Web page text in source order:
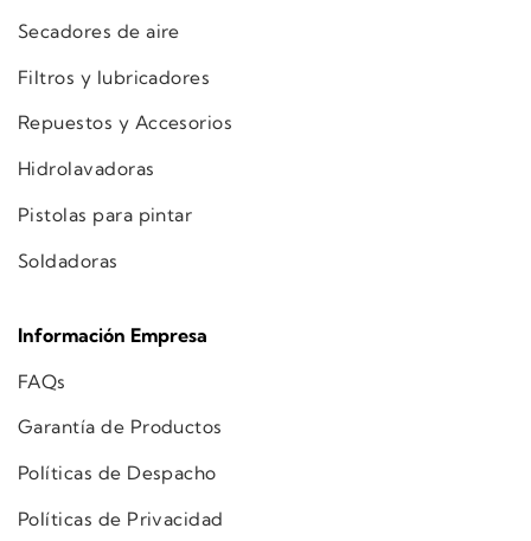
Secadores de aire
Filtros y lubricadores
Repuestos y Accesorios
Hidrolavadoras
Pistolas para pintar
Soldadoras
Información Empresa
FAQs
Garantía de Productos
Políticas de Despacho
Políticas de Privacidad